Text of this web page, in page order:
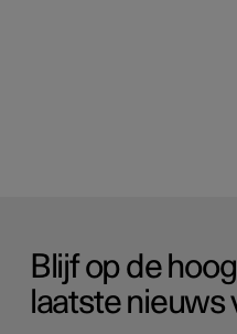
Blijf op de
laatste nieuws